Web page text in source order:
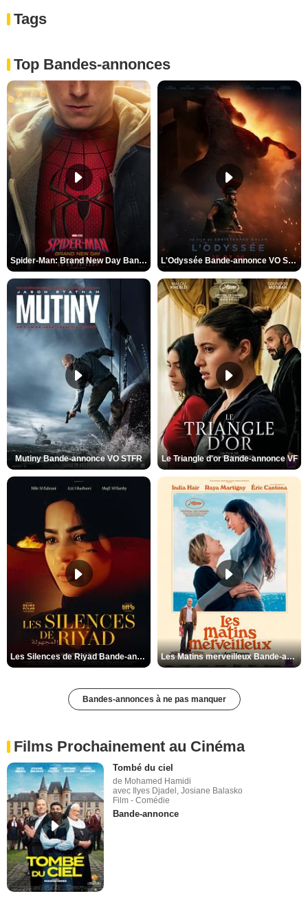
Tags
Top Bandes-annonces
Spider-Man: Brand New Day Bande-annonce VO STFR L'Odyssée Bande-annonce VO STFR
Mutiny Bande-annonce VO STFR Le Triangle d'or Bande-annonce VF
Les Silences de Riyad Bande-annonce VO STFR Les Matins merveilleux Bande-annonce VF
Bandes-annonces à ne pas manquer
Films Prochainement au Cinéma
Tombé du ciel
de Mohamed Hamidi
avec Ilyes Djadel, Josiane Balasko
Film - Comédie
Bande-annonce